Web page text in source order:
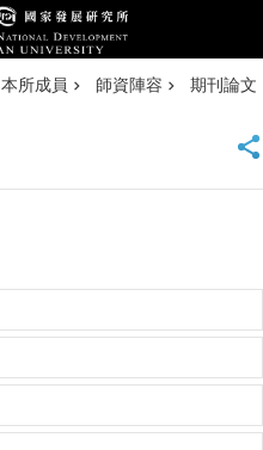
本所成員 師資陣容 期刊論文